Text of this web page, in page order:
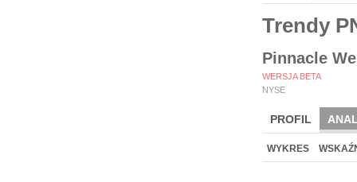
Trendy
Pinnacle
WERSJA BETA
NYSE
PROFIL
WYKRES